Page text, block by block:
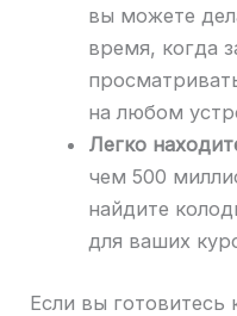
вы можете
время, когда
на любом
Легко
чем 500
найдите
для ваших
Если вы готовитесь